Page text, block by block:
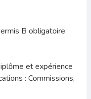
B obligatoire
et expérience
: Commissions,